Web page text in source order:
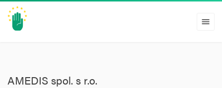
menu
AMEDIS spol. s r.o.